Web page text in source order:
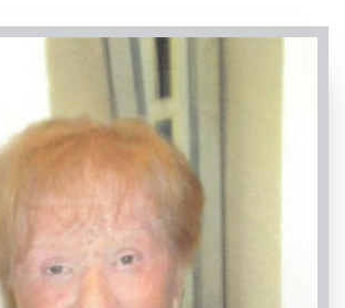
Parrocchiale di Dronero - Santi